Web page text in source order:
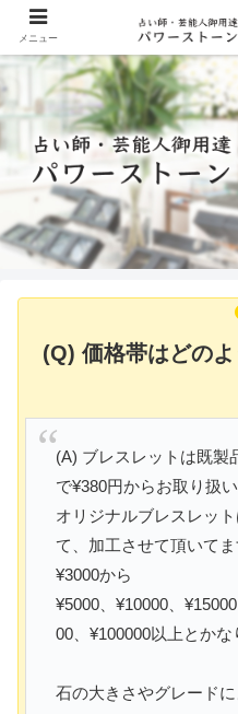
(Q) 価格帯はどの
(A) ブレスレットは既製
で¥380円からお取り扱
オリジナルブレスレッ
て、加工させて頂いてま
¥3000から
¥5000、¥10000、
00、¥100000以上とかな
石の大きさやグレード
メニュー